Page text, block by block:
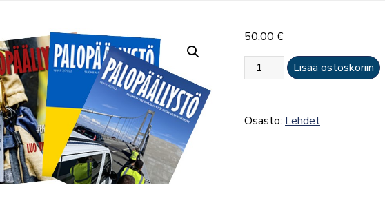
50,00 €
Palopäällystö-
lehti
Lisää ostoskoriin
Osasto: Lehdet